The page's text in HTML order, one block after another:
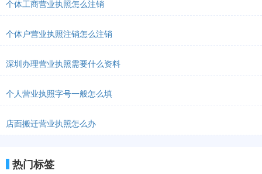
个体工商营业执照怎么注销
个体户营业执照注销怎么注销
深圳办理营业执照需要什么资料
个人营业执照字号一般怎么填
店面搬迁营业执照怎么办
热门标签